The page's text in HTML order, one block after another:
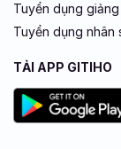
Tuyển dụng
Tuyển dụng nhân
TẢI APP GITIHO